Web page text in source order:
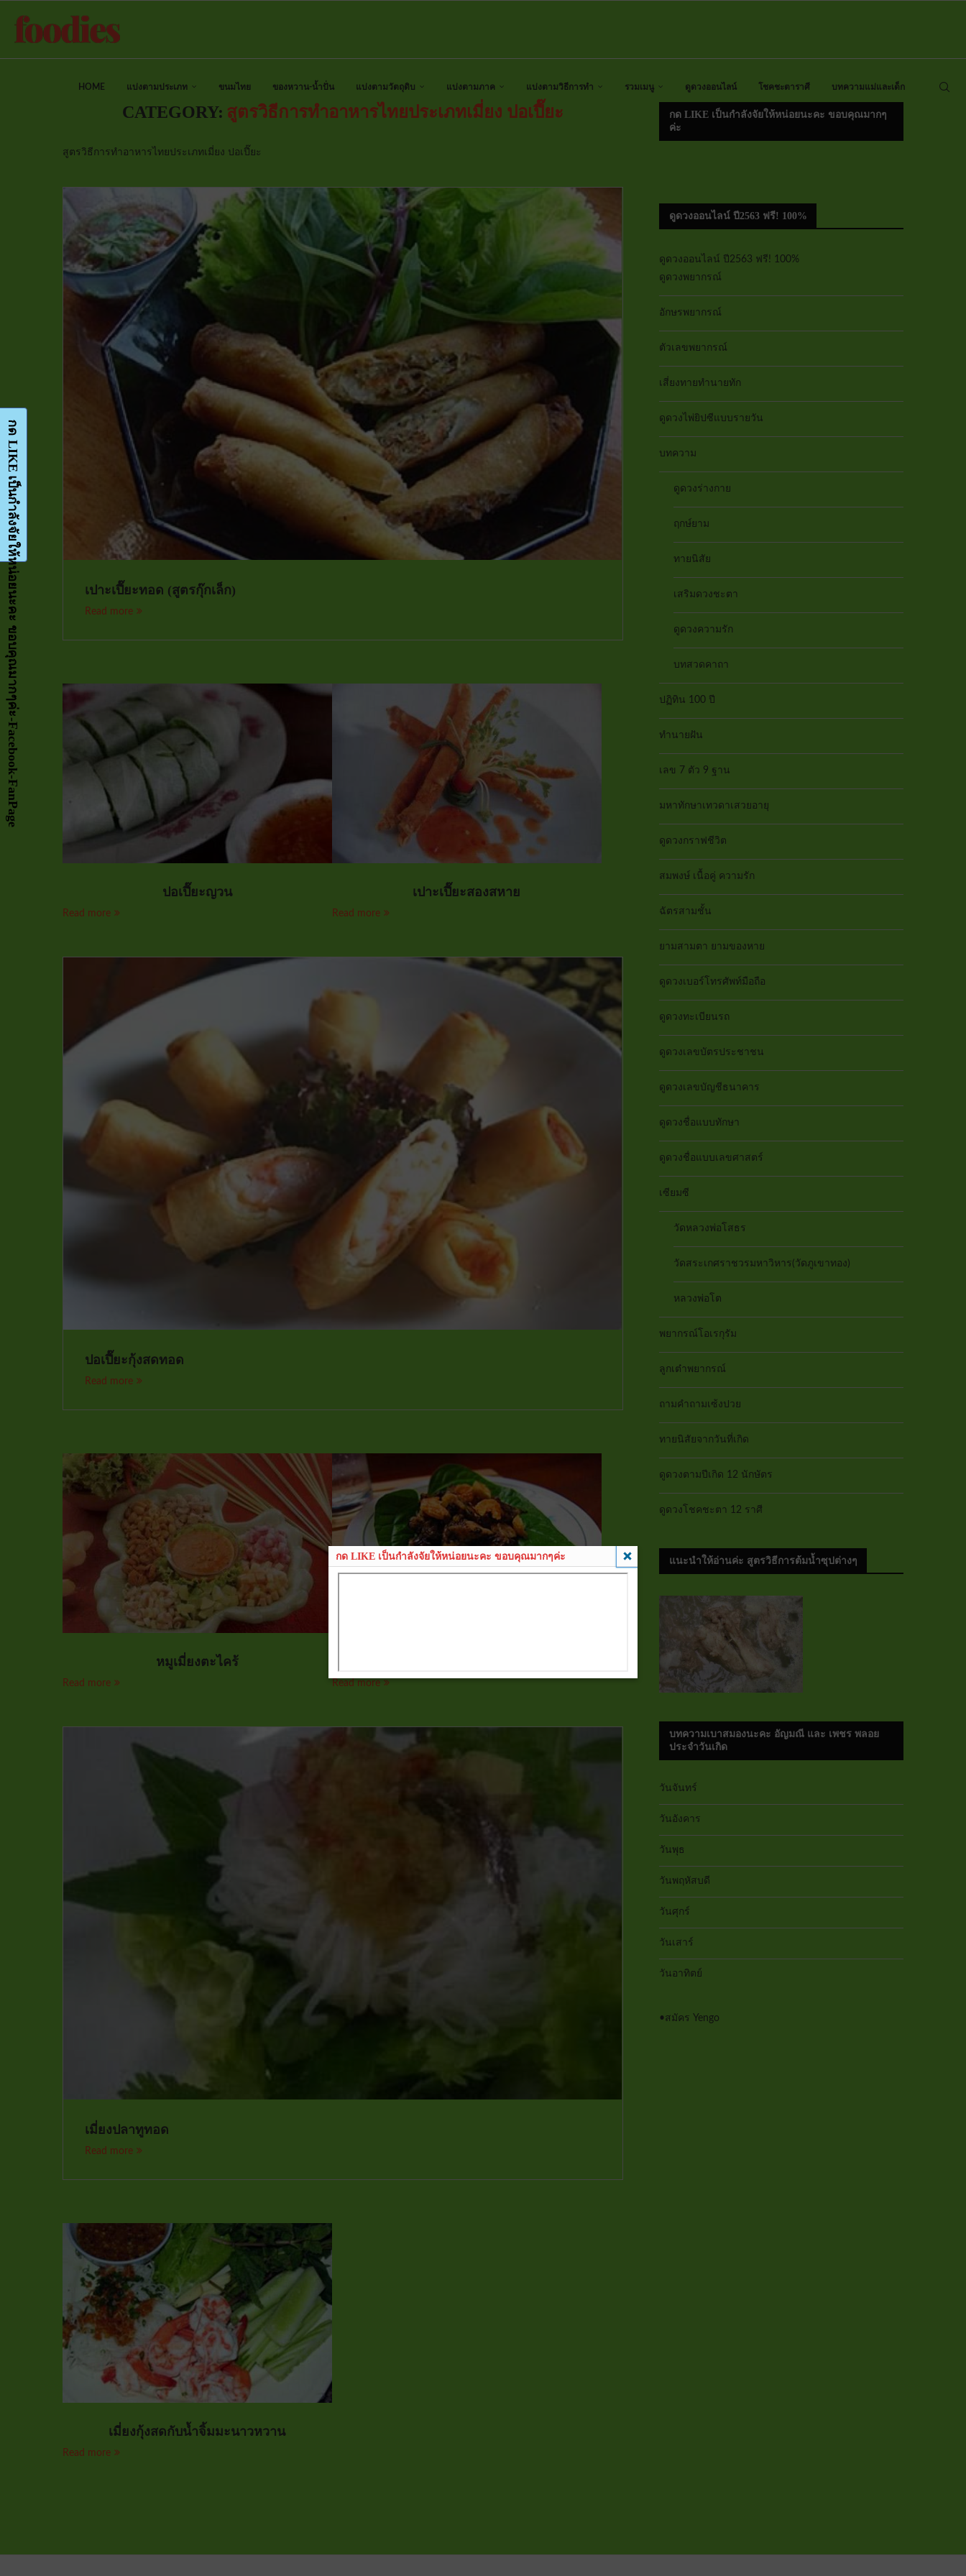
HOME แบ่งตามประเภท ขนมไทย ของหวาน-น้ำปั่น แบ่งตามวัตถุดิบ แบ่งตามภาค แบ่งตามวิธีการทำ รวมเมนู ดูดวงออนไลน์ โชคชะตาราศี บทความแม่และเด็ก
CATEGORY: สูตรวิธีการทำอาหารไทยประเภทเมี่ยง ปอเปี๊ยะ
สูตรวิธีการทำอาหารไทยประเภทเมี่ยง ปอเปี๊ยะ
เปาะเปี๊ยะทอด (สูตรกุ๊กเล็ก)
Read more
ปอเปี๊ยะญวน
Read more
เปาะเปี๊ยะสองสหาย
Read more
ปอเปี๊ยะกุ้งสดทอด
Read more
หมูเมี่ยงตะไคร้
Read more Read more
เมี่ยงปลาทูทอด
Read more
เมี่ยงกุ้งสดกับน้ำจิ้มมะนาวหวาน
Read more
กด LIKE เป็นกำลังจัยให้หน่อยนะคะ ขอบคุณมากๆ
ค่ะ
ดูดวงออนไลน์ ปี2563 ฟรี! 100%
ดูดวงออนไลน์ ปี2563 ฟรี! 100%
ดูดวงพยากรณ์
อักษรพยากรณ์
ตัวเลขพยากรณ์
เสี่ยงทายทำนายทัก
ดูดวงไพ่ยิปซีแบบรายวัน
บทความ
ดูดวงร่างกาย
ฤกษ์ยาม
ทายนิสัย
เสริมดวงชะตา
ดูดวงความรัก
บทสวดคาถา
ปฏิทิน 100 ปี
ทำนายฝัน
เลข 7 ตัว 9 ฐาน
มหาทักษาเทวดาเสวยอายุ
ดูดวงกราฟชีวิต
สมพงษ์ เนื้อคู่ ความรัก
ฉัตรสามชั้น
ยามสามตา ยามของหาย
ดูดวงเบอร์โทรศัพท์มือถือ
ดูดวงทะเบียนรถ
ดูดวงเลขบัตรประชาชน
ดูดวงเลขบัญชีธนาคาร
ดูดวงชื่อแบบทักษา
ดูดวงชื่อแบบเลขศาสตร์
เซียมซี
วัดหลวงพ่อโสธร
วัดสระเกศราชวรมหาวิหาร(วัดภูเขาทอง)
หลวงพ่อโต
พยากรณ์โอเรกุรัม
ลูกเต๋าพยากรณ์
ถามคำถามเซ้งปวย
ทายนิสัยจากวันที่เกิด
ดูดวงตามปีเกิด 12 นักษัตร
ดูดวงโชคชะตา 12 ราศี
แนะนำให้อ่านค่ะ สูตรวิธีการต้มน้ำซุปต่างๆ
บทความเบาสมองนะคะ อัญมณี และ เพชร พลอย
ประจำวันเกิด
วันจันทร์
วันอังคาร
วันพุธ
วันพฤหัสบดี
วันศุกร์
วันเสาร์
วันอาทิตย์
•สมัคร Yengo
กด LIKE เป็นกำลังจัยให้หน่อยนะคะ ขอบคุณมากๆค่ะ-Facebook-FanPage
กด LIKE เป็นกำลังจัยให้หน่อยนะคะ ขอบคุณมากๆค่ะ